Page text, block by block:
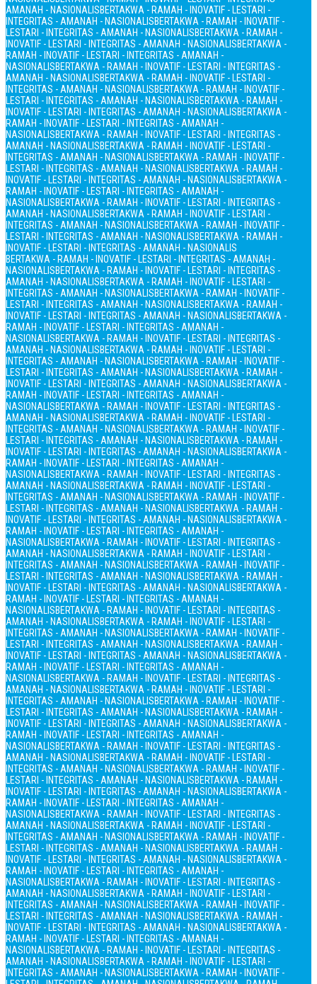
AMANAH - NASIONALISBERTAKWA - RAMAH - INOVATIF - LESTARI -
INTEGRITAS - AMANAH - NASIONALISBERTAKWA - RAMAH - INOVATIF -
LESTARI - INTEGRITAS - AMANAH - NASIONALISBERTAKWA - RAMAH -
INOVATIF - LESTARI - INTEGRITAS - AMANAH - NASIONALISBERTAKWA -
RAMAH - INOVATIF - LESTARI - INTEGRITAS - AMANAH -
NASIONALISBERTAKWA - RAMAH - INOVATIF - LESTARI - INTEGRITAS -
AMANAH - NASIONALISBERTAKWA - RAMAH - INOVATIF - LESTARI -
INTEGRITAS - AMANAH - NASIONALISBERTAKWA - RAMAH - INOVATIF -
LESTARI - INTEGRITAS - AMANAH - NASIONALISBERTAKWA - RAMAH -
INOVATIF - LESTARI - INTEGRITAS - AMANAH - NASIONALISBERTAKWA -
RAMAH - INOVATIF - LESTARI - INTEGRITAS - AMANAH -
NASIONALISBERTAKWA - RAMAH - INOVATIF - LESTARI - INTEGRITAS -
AMANAH - NASIONALISBERTAKWA - RAMAH - INOVATIF - LESTARI -
INTEGRITAS - AMANAH - NASIONALISBERTAKWA - RAMAH - INOVATIF -
LESTARI - INTEGRITAS - AMANAH - NASIONALISBERTAKWA - RAMAH -
INOVATIF - LESTARI - INTEGRITAS - AMANAH - NASIONALISBERTAKWA -
RAMAH - INOVATIF - LESTARI - INTEGRITAS - AMANAH -
NASIONALISBERTAKWA - RAMAH - INOVATIF - LESTARI - INTEGRITAS -
AMANAH - NASIONALISBERTAKWA - RAMAH - INOVATIF - LESTARI -
INTEGRITAS - AMANAH - NASIONALISBERTAKWA - RAMAH - INOVATIF -
LESTARI - INTEGRITAS - AMANAH - NASIONALISBERTAKWA - RAMAH -
INOVATIF - LESTARI - INTEGRITAS - AMANAH - NASIONALIS
BERTAKWA - RAMAH - INOVATIF - LESTARI - INTEGRITAS - AMANAH -
NASIONALISBERTAKWA - RAMAH - INOVATIF - LESTARI - INTEGRITAS -
AMANAH - NASIONALISBERTAKWA - RAMAH - INOVATIF - LESTARI -
INTEGRITAS - AMANAH - NASIONALISBERTAKWA - RAMAH - INOVATIF -
LESTARI - INTEGRITAS - AMANAH - NASIONALISBERTAKWA - RAMAH -
INOVATIF - LESTARI - INTEGRITAS - AMANAH - NASIONALISBERTAKWA -
RAMAH - INOVATIF - LESTARI - INTEGRITAS - AMANAH -
NASIONALISBERTAKWA - RAMAH - INOVATIF - LESTARI - INTEGRITAS -
AMANAH - NASIONALISBERTAKWA - RAMAH - INOVATIF - LESTARI -
INTEGRITAS - AMANAH - NASIONALISBERTAKWA - RAMAH - INOVATIF -
LESTARI - INTEGRITAS - AMANAH - NASIONALISBERTAKWA - RAMAH -
INOVATIF - LESTARI - INTEGRITAS - AMANAH - NASIONALISBERTAKWA -
RAMAH - INOVATIF - LESTARI - INTEGRITAS - AMANAH -
NASIONALISBERTAKWA - RAMAH - INOVATIF - LESTARI - INTEGRITAS -
AMANAH - NASIONALISBERTAKWA - RAMAH - INOVATIF - LESTARI -
INTEGRITAS - AMANAH - NASIONALISBERTAKWA - RAMAH - INOVATIF -
LESTARI - INTEGRITAS - AMANAH - NASIONALISBERTAKWA - RAMAH -
INOVATIF - LESTARI - INTEGRITAS - AMANAH - NASIONALISBERTAKWA -
RAMAH - INOVATIF - LESTARI - INTEGRITAS - AMANAH -
NASIONALISBERTAKWA - RAMAH - INOVATIF - LESTARI - INTEGRITAS -
AMANAH - NASIONALISBERTAKWA - RAMAH - INOVATIF - LESTARI -
INTEGRITAS - AMANAH - NASIONALISBERTAKWA - RAMAH - INOVATIF -
LESTARI - INTEGRITAS - AMANAH - NASIONALISBERTAKWA - RAMAH -
INOVATIF - LESTARI - INTEGRITAS - AMANAH - NASIONALISBERTAKWA -
RAMAH - INOVATIF - LESTARI - INTEGRITAS - AMANAH -
NASIONALISBERTAKWA - RAMAH - INOVATIF - LESTARI - INTEGRITAS -
AMANAH - NASIONALISBERTAKWA - RAMAH - INOVATIF - LESTARI -
INTEGRITAS - AMANAH - NASIONALISBERTAKWA - RAMAH - INOVATIF -
LESTARI - INTEGRITAS - AMANAH - NASIONALISBERTAKWA - RAMAH -
INOVATIF - LESTARI - INTEGRITAS - AMANAH - NASIONALISBERTAKWA -
RAMAH - INOVATIF - LESTARI - INTEGRITAS - AMANAH -
NASIONALISBERTAKWA - RAMAH - INOVATIF - LESTARI - INTEGRITAS -
AMANAH - NASIONALISBERTAKWA - RAMAH - INOVATIF - LESTARI -
INTEGRITAS - AMANAH - NASIONALISBERTAKWA - RAMAH - INOVATIF -
LESTARI - INTEGRITAS - AMANAH - NASIONALISBERTAKWA - RAMAH -
INOVATIF - LESTARI - INTEGRITAS - AMANAH - NASIONALISBERTAKWA -
RAMAH - INOVATIF - LESTARI - INTEGRITAS - AMANAH -
NASIONALISBERTAKWA - RAMAH - INOVATIF - LESTARI - INTEGRITAS -
AMANAH - NASIONALISBERTAKWA - RAMAH - INOVATIF - LESTARI -
INTEGRITAS - AMANAH - NASIONALISBERTAKWA - RAMAH - INOVATIF -
LESTARI - INTEGRITAS - AMANAH - NASIONALISBERTAKWA - RAMAH -
INOVATIF - LESTARI - INTEGRITAS - AMANAH - NASIONALISBERTAKWA -
RAMAH - INOVATIF - LESTARI - INTEGRITAS - AMANAH -
NASIONALISBERTAKWA - RAMAH - INOVATIF - LESTARI - INTEGRITAS -
AMANAH - NASIONALISBERTAKWA - RAMAH - INOVATIF - LESTARI -
INTEGRITAS - AMANAH - NASIONALISBERTAKWA - RAMAH - INOVATIF -
LESTARI - INTEGRITAS - AMANAH - NASIONALISBERTAKWA - RAMAH -
INOVATIF - LESTARI - INTEGRITAS - AMANAH - NASIONALISBERTAKWA -
RAMAH - INOVATIF - LESTARI - INTEGRITAS - AMANAH -
NASIONALISBERTAKWA - RAMAH - INOVATIF - LESTARI - INTEGRITAS -
AMANAH - NASIONALISBERTAKWA - RAMAH - INOVATIF - LESTARI -
INTEGRITAS - AMANAH - NASIONALISBERTAKWA - RAMAH - INOVATIF -
LESTARI - INTEGRITAS - AMANAH - NASIONALISBERTAKWA - RAMAH -
INOVATIF - LESTARI - INTEGRITAS - AMANAH - NASIONALISBERTAKWA -
RAMAH - INOVATIF - LESTARI - INTEGRITAS - AMANAH -
NASIONALISBERTAKWA - RAMAH - INOVATIF - LESTARI - INTEGRITAS -
AMANAH - NASIONALISBERTAKWA - RAMAH - INOVATIF - LESTARI -
INTEGRITAS - AMANAH - NASIONALISBERTAKWA - RAMAH - INOVATIF -
LESTARI - INTEGRITAS - AMANAH - NASIONALISBERTAKWA - RAMAH -
INOVATIF - LESTARI - INTEGRITAS - AMANAH - NASIONALISBERTAKWA -
RAMAH - INOVATIF - LESTARI - INTEGRITAS - AMANAH -
NASIONALISBERTAKWA - RAMAH - INOVATIF - LESTARI - INTEGRITAS -
AMANAH - NASIONALISBERTAKWA - RAMAH - INOVATIF - LESTARI -
INTEGRITAS - AMANAH - NASIONALISBERTAKWA - RAMAH - INOVATIF -